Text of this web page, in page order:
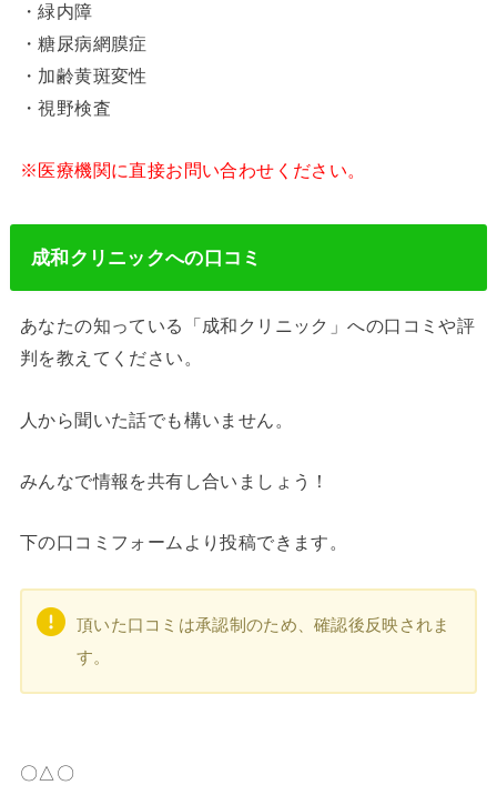
・緑内障
・糖尿病網膜症
・加齢黄斑変性
・視野検査
※医療機関に直接お問い合わせください。
成和クリニックへの口コミ
あなたの知っている「成和クリニック」への口コミや評
判を教えてください。
人から聞いた話でも構いません。
みんなで情報を共有し合いましょう！
下の口コミフォームより投稿できます。
頂いた口コミは承認制のため、確認後反映されま
す。
〇△〇